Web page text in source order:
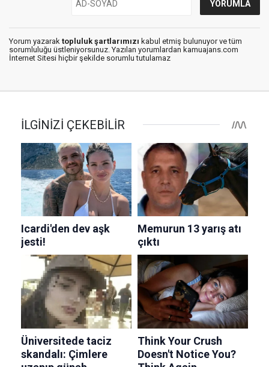
Yorum yazarak topluluk şartlarımızı kabul etmiş bulunuyor ve tüm
sorumluluğu üstleniyorsunuz. Yazılan yorumlardan kamuajans.com
İnternet Sitesi hiçbir şekilde sorumlu tutulamaz